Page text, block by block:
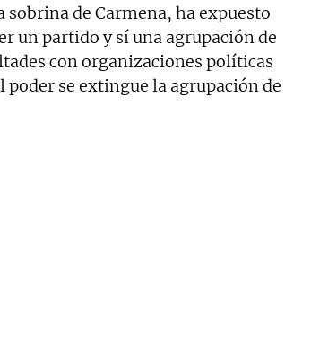
sobrina de Carmena, ha expuesto
un partido y sí una agrupación de
con organizaciones políticas
se extingue la agrupación de